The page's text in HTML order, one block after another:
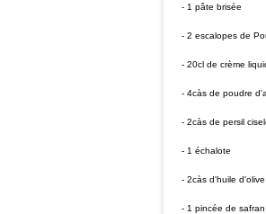
- 1 pâte brisée
- 2 escalopes de
- 20cl de crème
- 4càs de poudre
- 2càs de persil
- 1 échalote
- 2càs d'huile d'olive
- 1 pincée de safran